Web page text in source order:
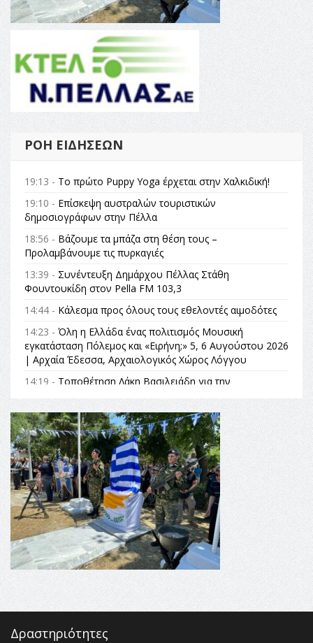
ΡΟΉ ΕΙΔΉΣΕΩΝ
19:13 - Το πρώτο Puppy Yoga έρχεται στην Χαλκιδική!
19:10 - Επίσκεψη αυστραλών τουριστικών
δημοσιογράφων στην Πέλλα
18:56 - Βάζουμε τα μπάζα στη θέση τους –
Προλαμβάνουμε τις πυρκαγιές
13:39 - Συνέντευξη Δημάρχου Πέλλας Στάθη
Φουντουκίδη στον Pella FM 103,3
14:44 - Κάλεσμα προς όλους τους εθελοντές αιμοδότες
14:23 - Όλη η Ελλάδα ένας πολιτισμός Μουσική
εγκατάσταση Πόλεμος και «Ειρήνη;» 5, 6 Αυγούστου 2026
| Αρχαία Έδεσσα, Αρχαιολογικός Χώρος Λόγγου
14:19 - Τοποθέτηση Λάκη Βασιλειάδη για την
Αναθεώρηση του Συντάγματος: «Σε τέτοιες κορυφαίες
θεσμικές διαδικασίες υπάρχει μόνο η ευθύνη απέναντι
στις επόμενες γενιές»
16:35 -Το πρόγραμμα του ΠΑΟΚ στον δεύτερο γύρο του
Champions League!
16:27 -Όλυμπος: Εντάχθηκε στον Κατάλογο Παγκόσμιας
Κληρονομιάς της UNESCO – Ομόφωνη η απόφαση Ο
Όλυμπος αναγνωρίστηκε ως φυσικό και πολιτιστικό
αγαθό εξέχουσας οικουμενικής αξίας για την
ανθρωπότητα
16:18 -ΕΝΟΡΙΑΚΕΣ ΚΑΛΟΚΑΙΡΙΝΕΣ ΔΡΑΣΕΙΣ ΓΙΑ ΠΑΙΔΙΑ
ΣΤΗΝ ΕΔΕΣΣΑ
Δραστηριότητες